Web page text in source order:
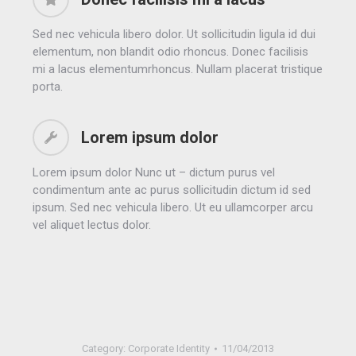
Sed nec vehicula libero dolor. Ut sollicitudin ligula id dui
elementum, non blandit odio rhoncus. Donec facilisis
mi a lacus elementumrhoncus. Nullam placerat tristique
porta.
Lorem ipsum dolor
Lorem ipsum dolor Nunc ut – dictum purus vel
condimentum ante ac purus sollicitudin dictum id sed
ipsum. Sed nec vehicula libero. Ut eu ullamcorper arcu
vel aliquet lectus dolor.
Category: Corporate Identity 11/04/2013